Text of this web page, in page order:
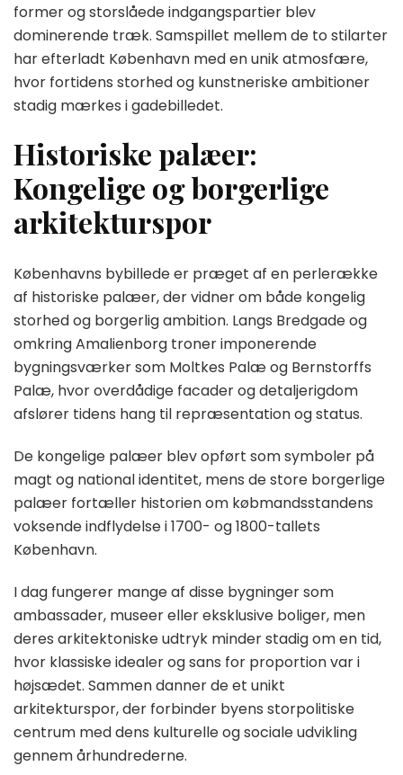
former og storslåede indgangspartier blev
dominerende træk. Samspillet mellem de to stilarter
har efterladt København med en unik atmosfære,
hvor fortidens storhed og kunstneriske ambitioner
stadig mærkes i gadebilledet.
Historiske palæer:
Kongelige og borgerlige
arkitekturspor
Københavns bybillede er præget af en perlerække
af historiske palæer, der vidner om både kongelig
storhed og borgerlig ambition. Langs Bredgade og
omkring Amalienborg troner imponerende
bygningsværker som Moltkes Palæ og Bernstorffs
Palæ, hvor overdådige facader og detaljerigdom
afslører tidens hang til repræsentation og status.
De kongelige palæer blev opført som symboler på
magt og national identitet, mens de store borgerlige
palæer fortæller historien om købmandsstandens
voksende indflydelse i 1700- og 1800-tallets
København.
I dag fungerer mange af disse bygninger som
ambassader, museer eller eksklusive boliger, men
deres arkitektoniske udtryk minder stadig om en tid,
hvor klassiske idealer og sans for proportion var i
højsædet. Sammen danner de et unikt
arkitekturspor, der forbinder byens storpolitiske
centrum med dens kulturelle og sociale udvikling
gennem århundrederne.